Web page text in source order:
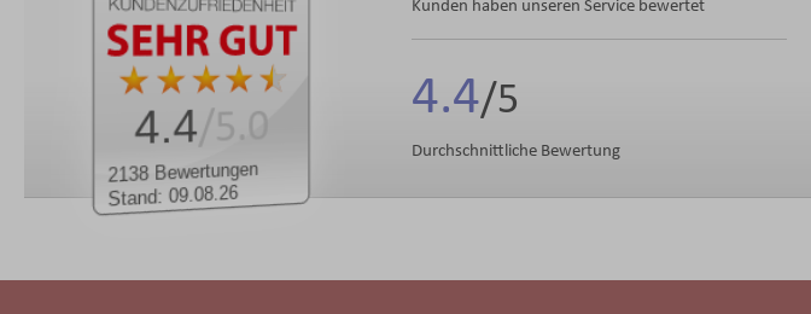
2138 Bewertungen
Stand: 09.08.26
4.4/5.0
Kunden haben unseren Service bewertet
4.4
Durchschnittliche Bewertung